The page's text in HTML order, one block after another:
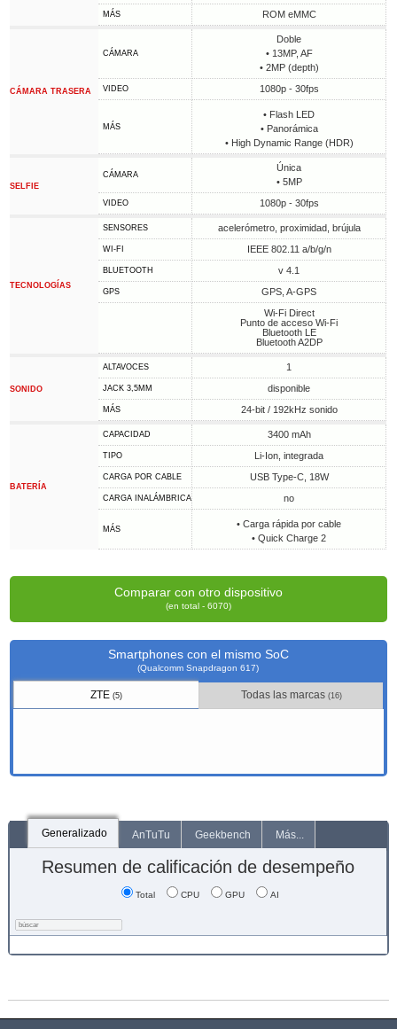
MÁS ROM eMMC
CÁMARA TRASERA
CÁMARA
Doble
• 13MP, AF
• 2MP (depth)
VIDEO 1080p - 30fps
MÁS
• Flash LED
• Panorámica
• High Dynamic Range (HDR)
SELFIE
CÁMARA
Única
• 5MP
VIDEO 1080p - 30fps
TECNOLOGÍAS
SENSORES acelerómetro, proximidad, brújula
WI-FI IEEE 802.11 a/b/g/n
BLUETOOTH v 4.1
GPS
GPS, A-GPS
Wi-Fi Direct
Punto de acceso Wi-Fi
Bluetooth LE
Bluetooth A2DP
SONIDO
ALTAVOCES 1
JACK 3,5MM disponible
MÁS 24-bit / 192kHz sonido
BATERÍA
CAPACIDAD 3400 mAh
TIPO Li-Ion, integrada
CARGA POR CABLE USB Type-C, 18W
CARGA INALÁMBRICA no
MÁS
• Carga rápida por cable
• Quick Charge 2
Comparar con otro dispositivo
(en total - 6070)
Smartphones con el mismo SoC
(Qualcomm Snapdragon 617)
ZTE(5) Todas las marcas (16)
Generalizado AnTuTu Geekbench Más...
Resumen de calificación de desempeño
Total CPU GPU AI